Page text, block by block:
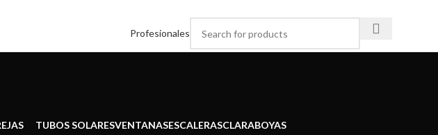
Profesionales
TUBOS SOLARESVENTANASESCALERASCLARABOYAS